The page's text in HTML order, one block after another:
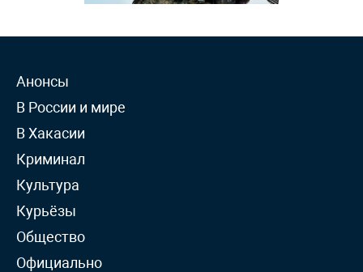
Анонсы
В России и мире
В Хакасии
Криминал
Культура
Курьёзы
Общество
Официально